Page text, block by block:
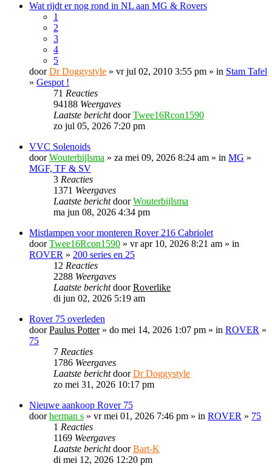
Wat rijdt er nog rond in NL aan MG & Rovers
1
2
3
4
5
doorDr Doggystyle » vr jul 02, 2010 3:55 pm » in Stam Tafel
» Gespot !
71 Reacties
94188 Weergaves
Laatste berichtdoorTwee16Rcon1590
zo jul 05, 2026 7:20 pm
VVC Solenoids
doorWouterbijlsma » za mei 09, 2026 8:24 am » in MG »
MGF, TF & SV
3 Reacties
1371 Weergaves
Laatste berichtdoorWouterbijlsma
ma jun 08, 2026 4:34 pm
Mistlampen voor monteren Rover 216 Cabriolet
doorTwee16Rcon1590 » vr apr 10, 2026 8:21 am » in
ROVER » 200 series en 25
12 Reacties
2288 Weergaves
Laatste berichtdoorRoverlike
di jun 02, 2026 5:19 am
Rover 75 overleden
doorPaulus Potter» do mei 14, 2026 1:07 pm » in ROVER »
75
7 Reacties
1786 Weergaves
Laatste berichtdoorDr Doggystyle
zo mei 31, 2026 10:17 pm
Nieuwe aankoop Rover 75
doorherman s » vr mei 01, 2026 7:46 pm » in ROVER » 75
1 Reacties
1169 Weergaves
Laatste berichtdoorBart-K
di mei 12, 2026 12:20 pm